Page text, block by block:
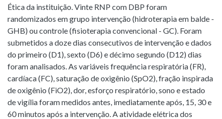
Ética da instituição. Vinte RNP com DBP foram
randomizados em grupo intervenção (hidroterapia em balde -
GHB) ou controle (fisioterapia convencional - GC). Foram
submetidos a doze dias consecutivos de intervenção e dados
do primeiro (D1), sexto (D6) e décimo segundo (D12) dias
foram analisados. As variáveis frequência respiratória (FR),
cardíaca (FC), saturação de oxigênio (SpO2), fração inspirada
de oxigênio (FiO2), dor, esforço respiratório, sono e estado
de vigília foram medidos antes, imediatamente após, 15, 30 e
60 minutos após a intervenção. A atividade elétrica dos